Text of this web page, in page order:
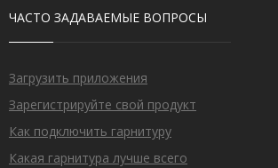
ЧАСТО ЗАДАВАЕМЫЕ ВОПРОСЫ
Загрузить приложения
Зарегистрируйте свой продукт
Как подключить гарнитуру
Какая гарнитура лучше всего